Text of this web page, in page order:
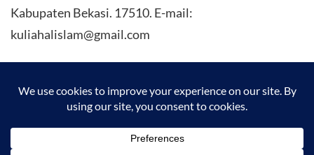
Kabupaten Bekasi. 17510. E-mail:
kuliahalislam@gmail.com
KULIAHALISLAM.COM Copyright (C) 2026